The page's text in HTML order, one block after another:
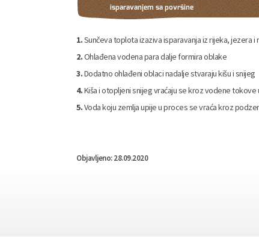
1.Sunčeva toplota izaziva isparavanja iz rijeka, jezera
2.Ohlađena vodena para dalje formira oblake
3.Dodatno ohlađeni oblaci nadalje stvaraju kišu i snijeg
4.Kiša i otopljeni snijeg vraćaju se kroz vodene tokove
5.Voda koju zemlja upije u proces se vraća kroz
Objavljeno: 28.09.2020